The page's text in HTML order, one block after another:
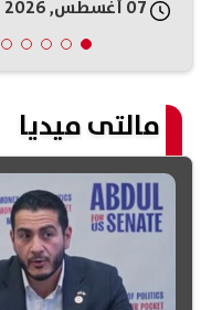
مالتى ميديا